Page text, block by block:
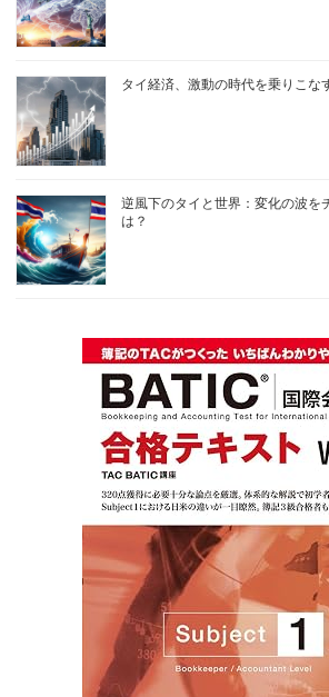
タイ経済、激動の時代を乗りこな
逆風下のタイと世界：変化の波を
は？